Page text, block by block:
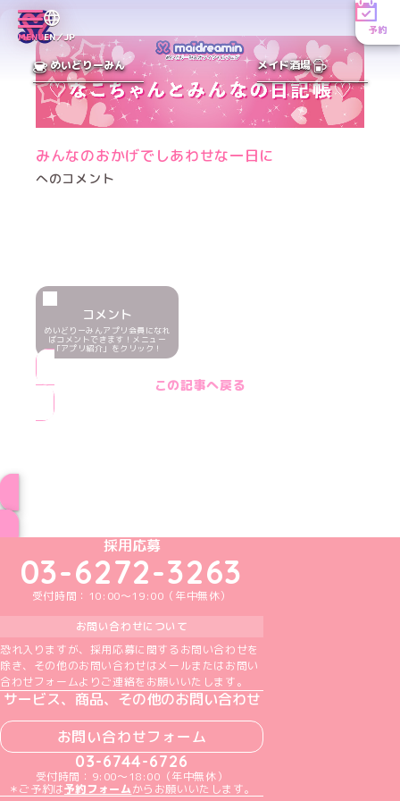
MENUEN／JP
予約
めいどりーみん メイド酒場
みんなのおかげでしあわせな一日に
へのコメント
コメント
めいどりーみんアプリ会員になれ
ばコメントできます！メニュー
「アプリ紹介」をクリック！
この記事へ戻る
めいどりーみんTikTok公式アカウント
めいどりーみんX公式アカウント
めいどりーみんInstagram公式アカウント
めいどりーみんFacebook公式アカウン
めいどりーみんYouTube公式アカ
採用応募
03-6272-3263
受付時間：10:00～19:00（年中無休）
お問い合わせについて
恐れ入りますが、採用応募に関するお問い合わせを
除き、その他のお問い合わせはメールまたはお問い
合わせフォームよりご連絡をお願いいたします。
サービス、商品、その他のお問い合わせ
お問い合わせフォーム
03-6744-6726
受付時間：9:00～18:00（年中無休）
＊ご予約は予約フォームからお願いいたします。